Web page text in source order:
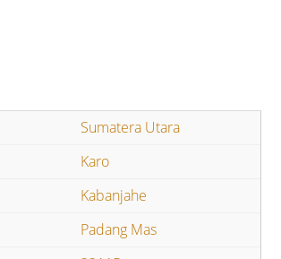
Sumatera Utara
Karo
Kabanjahe
Padang Mas